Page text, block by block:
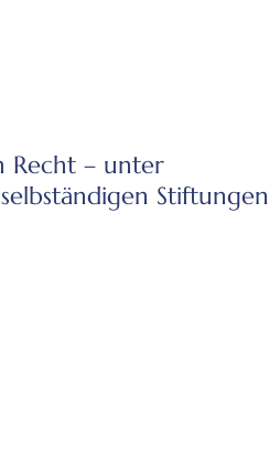
Recht – unter
Stiftungen